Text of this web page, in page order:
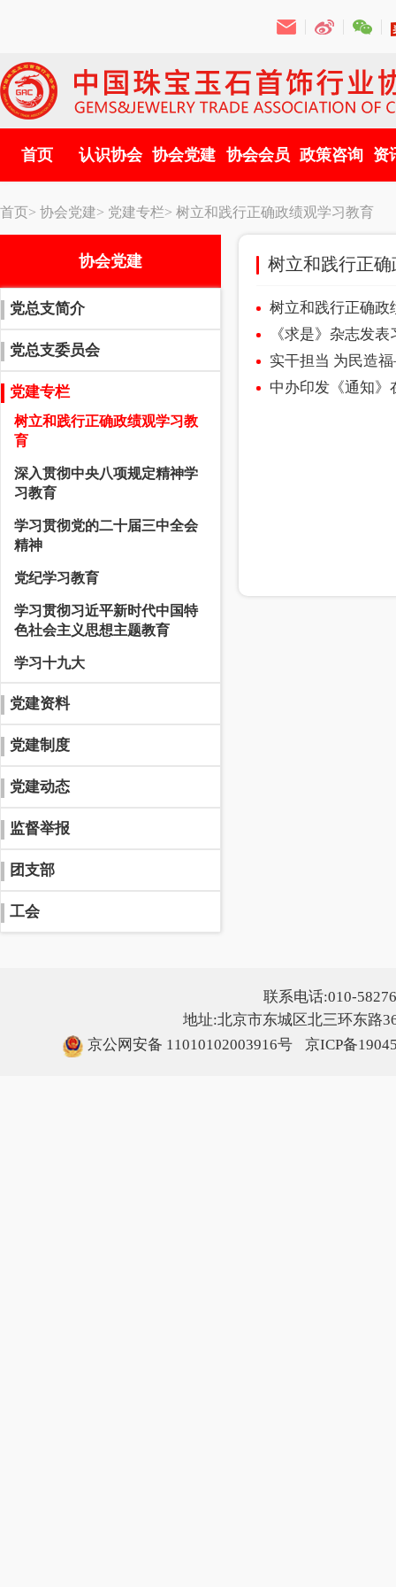
首页 认识协会 协会党建 协会会员 政策咨询 资
首页> 协会党建> 党建专栏> 树立和践行正确政绩观学习教育
协会党建
党总支简介
党总支委员会
党建专栏
树立和践行正确政绩观学习教
育
深入贯彻中央八项规定精神学
习教育
学习贯彻党的二十届三中全会
精神
党纪学习教育
学习贯彻习近平新时代中国特
色社会主义思想主题教育
学习十九大
党建资料
党建制度
党建动态
监督举报
团支部
工会
树立和践行正
树立和践行正确政
《求是》杂志发
实干担当 为民造
中办印发《通知》
联系电话:010-
地址:北京市东城区北三环东路
京公网安备 11010102003916号
京ICP备